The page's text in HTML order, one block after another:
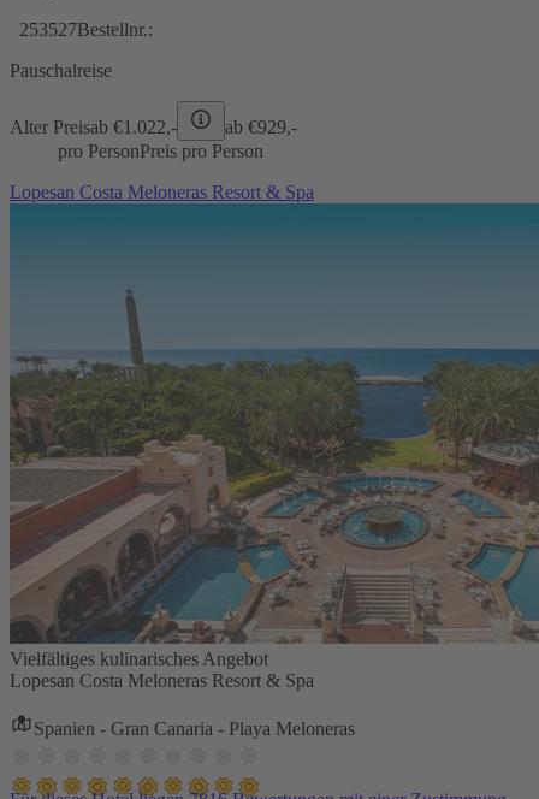
253527Bestellnr.:
Pauschalreise
Alter Preisab €1.022,- ab €929,-
pro PersonPreis pro Person
Lopesan Costa Meloneras Resort & Spa
Vielfältiges kulinarisches Angebot
Lopesan Costa Meloneras Resort & Spa
Spanien - Gran Canaria - Playa Meloneras